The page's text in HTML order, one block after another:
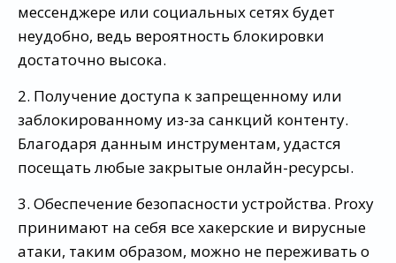
мессенджере или социальных сетях будет
неудобно, ведь вероятность блокировки
достаточно высока.
2. Получение доступа к запрещенному или
заблокированному из-за санкций контенту.
Благодаря данным инструментам, удастся
посещать любые закрытые онлайн-ресурсы.
3. Обеспечение безопасности устройства. Proxy
принимают на себя все хакерские и вирусные
атаки, таким образом, можно не переживать о